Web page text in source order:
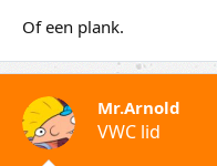
Of een plank.
Mr.Arnold
VWC lid